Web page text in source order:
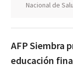
Nacional de
AFP Siembra
educación